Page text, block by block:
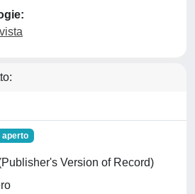
Version of Record)